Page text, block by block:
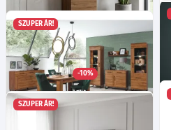
Ivett IV8 szekrény
Ma:194 Sz:58 Mé:40
cm
Választható nyitás!
-10%
111 425Ft
SZUPER ÁR!
SZUPER ÁR!